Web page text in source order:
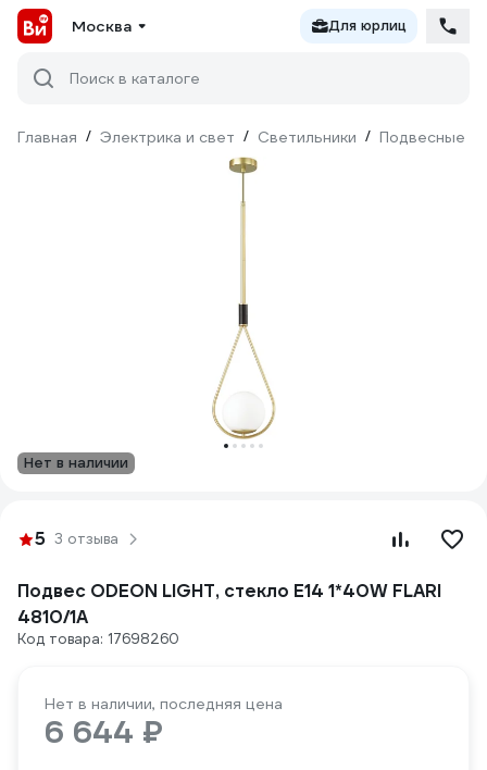
Москва Для юрлиц
Поиск в каталоге
Главная / Электрика и свет / Светильники / Подвесные
Нет в наличии
5 3 отзыва
Подвес ODEON LIGHT, стекло E14 1*40W FLARI
4810/1A
Код товара: 17698260
Нет в наличии, последняя цена
6 644 ₽